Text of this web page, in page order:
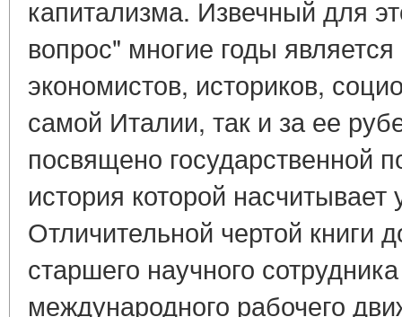
капитализма. Извечный для
вопрос" многие годы
экономистов, историков,
самой Италии, так и за ее
посвящено государственной
история которой
Отличительной чертой книги
старшего научного
международного рабочего